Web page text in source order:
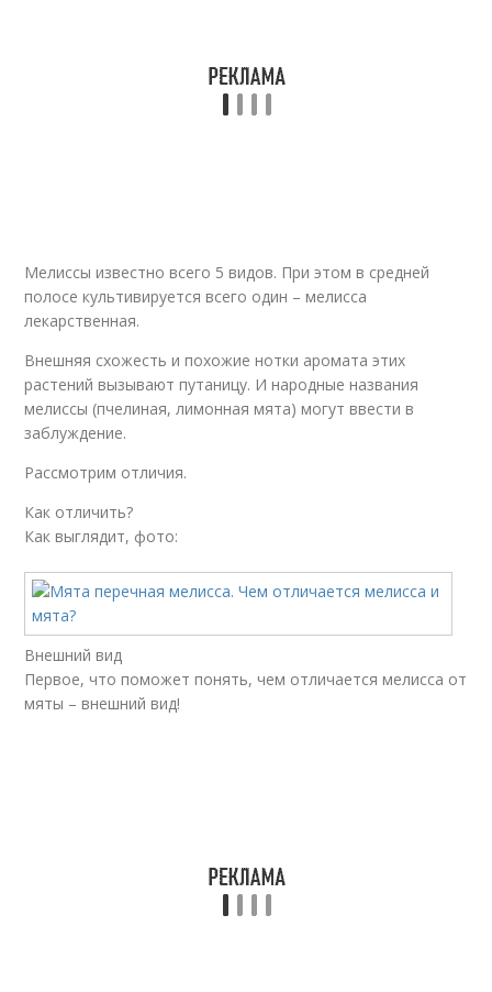
Мелиссы известно всего 5 видов. При этом в средней
полосе культивируется всего один – мелисса
лекарственная.
Внешняя схожесть и похожие нотки аромата этих
растений вызывают путаницу. И народные названия
мелиссы (пчелиная, лимонная мята) могут ввести в
заблуждение.
Рассмотрим отличия.
Как отличить?
Как выглядит, фото:
Внешний вид
Первое, что поможет понять, чем отличается мелисса от
мяты – внешний вид!